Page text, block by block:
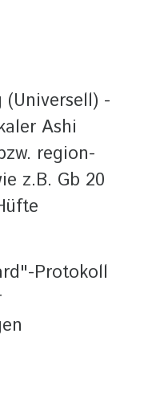
(Universell) -
Ashi
region-
z.B. Gb 20
Protokoll